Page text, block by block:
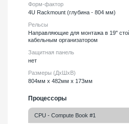
Форм-фактор
4U Rackmount (глубина - 804 мм)
Рельсы
Направляющие для монтажа в 19"
кабельным организатором
Защитная панель
нет
Размеры (ДхШхВ)
804мм х 482мм х 173мм
Процессоры
CPU - Compute Book #1